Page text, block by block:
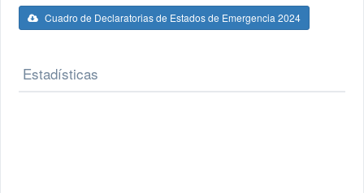
Cuadro de Declaratorias de Estados de Emergencia 2024
Estadísticas